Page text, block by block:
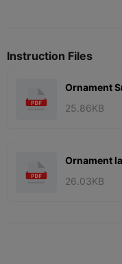
Instruction Files
Ornament
25.86KB
Ornament
26.03KB